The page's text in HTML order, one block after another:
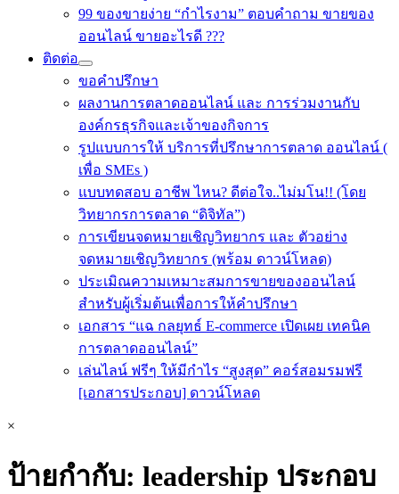
99 ของขายง่าย “กำไรงาม” ตอบคำถาม ขายของ
ออนไลน์ ขายอะไรดี ???
ติดต่อ
ขอคำปรึกษา
ผลงานการตลาดออนไลน์ และ การร่วมงานกับ
องค์กรธุรกิจและเจ้าของกิจการ
รูปแบบการให้ บริการที่ปรึกษาการตลาด ออนไลน์ (
เพื่อ SMEs )
แบบทดสอบ อาชีพ ไหน? ดีต่อใจ..ไม่มโน!! (โดย
วิทยากรการตลาด “ดิจิทัล”)
การเขียนจดหมายเชิญวิทยากร และ ตัวอย่าง
จดหมายเชิญวิทยากร (พร้อม ดาวน์โหลด)
ประเมิณความเหมาะสมการขายของออนไลน์
สำหรับผู้เริ่มต้นเพื่อการให้คำปรึกษา
เอกสาร “แฉ กลยุทธ์ E-commerce เปิดเผย เทคนิค
การตลาดออนไลน์”
เล่นไลน์ ฟรีๆ ให้มีกำไร “สูงสุด” คอร์สอมรมฟรี
[เอกสารประกอบ] ดาวน์โหลด
×
ป้ายกำกับ: leadership ประกอบ